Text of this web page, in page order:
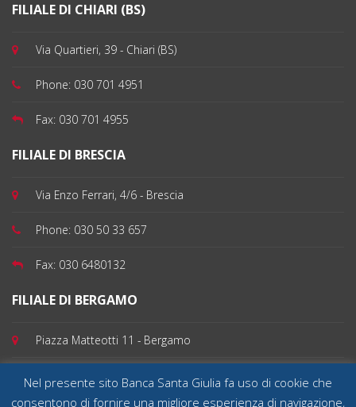
FILIALE DI CHIARI (BS)
Via Quartieri, 39 - Chiari (BS)
Phone: 030 701 4951
Fax: 030 701 4955
FILIALE DI BRESCIA
Via Enzo Ferrari, 4/6 - Brescia
Phone: 030 50 33 657
Fax: 030 6480132
FILIALE DI BERGAMO
Piazza Matteotti 11 - Bergamo
Phone: 035 199 100 82
Nel presente sito Banca Santa Giulia fa uso di cookie che
consentono di fornire una migliore esperienza di navigazione,